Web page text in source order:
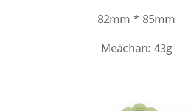
82mm * 85mm
Meáchan: 43g